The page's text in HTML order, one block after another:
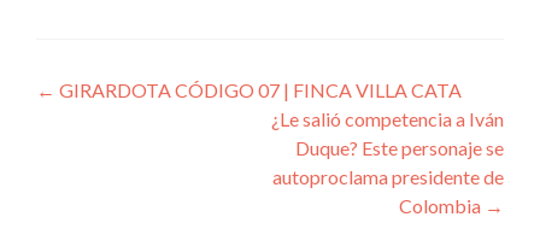
Navegación
← GIRARDOTA CÓDIGO 07 | FINCA VILLA CATA
¿Le salió competencia a Iván
Duque? Este personaje se
autoproclama presidente de
Colombia →